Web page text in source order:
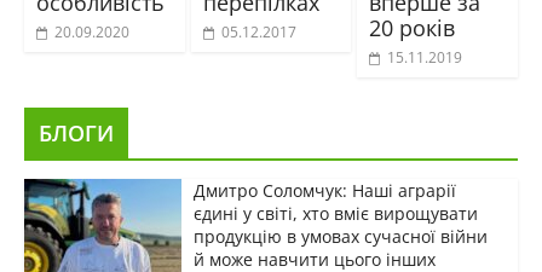
20.09.2020 05.12.2017
20 років
15.11.2019
БЛОГИ
Дмитро Соломчук: Наші аграрії
єдині у світі, хто вміє вирощувати
продукцію в умовах сучасної війни
й може навчити цього інших